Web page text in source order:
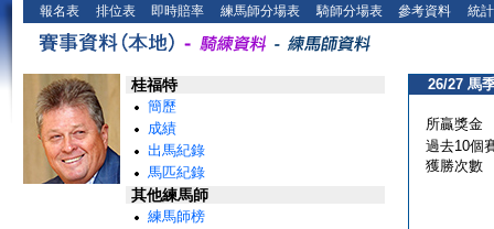
報名表 排位表 即時賠率 練馬師分場表 騎師分場表 參考資料 統
桂福特
簡歷
成績
出馬紀錄
馬匹紀錄
其他練馬師
練馬師榜
26/27 馬
所贏獎金
過去10個
獲勝次數